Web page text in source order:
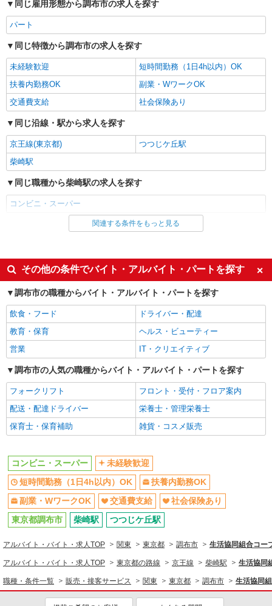
トップフレッシュマーケット 深大寺店
スーパー夕方レジスタッフ
時給1,226円
東京都調布市深大寺東町3-16-1 （トップフレ
ッシュマーケット 深大寺店）
詳細を見る
同じ雇用形態から調布市の求人を探す
パート
同じ特徴から調布市の求人を探す
未経験歓迎
短時間勤務（1日4h以内）OK
扶養内勤務OK
副業・WワークOK
交通費支給
社会保険あり
同じ沿線・駅から求人を探す
京王線(東京都)
つつじケ丘駅
柴崎駅
同じ職種から柴崎駅の求人を探す
コンビニ・スーパー
同じ雇用形態から柴崎駅の求人を探す
同じ特徴から柴崎駅の求人を探す
未経験歓迎
短時間勤務（1日4h以内）OK
扶養内勤務OK
副業・WワークOK
交通費支給
社会保険あり
同じ職種から求人を探す
販売・接客サービス
コンビニ・スーパー
同じ特徴から求人を探す
未経験歓迎
短時間勤務（1日4h以内）OK
交通費支給
社会保険あり
関連する条件をもっと見る
その他の条件でバイト・アルバイト・パートを探す
調布市の職種からバイト・アルバイト・パートを探す
飲食・フード
ドライバー・配達
教育・保育
ヘルス・ビューティー
営業
IT・クリエイティブ
調布市の人気の職種からバイト・アルバイト・パートを探す
フォークリフト
フロント・受付・フロア案内
配送・配達ドライバー
栄養士・管理栄養士
保育士・保育補助
雑貨・コスメ販売
コンビニ・スーパー
未経験歓迎
短時間勤務（1日4h以内）OK
扶養内勤務OK
副業・WワークOK
交通費支給
社会保険あり
東京都調布市
柴崎駅 つつじケ丘駅
アルバイト・バイト・求人TOP 関東 東京都 調布市 生活協同組合コ
アルバイト・バイト・求人TOP 東京都の路線 京王線 柴崎駅 生活協同
職種・条件一覧 販売・接客サービス 関東 東京都 調布市 生活協同